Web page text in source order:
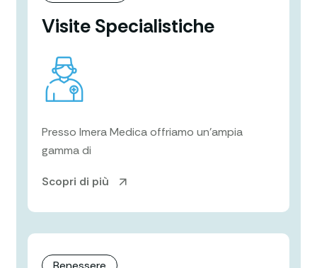
Visite Specialistiche
Presso Imera Medica offriamo un’ampia
gamma di
Scopri di più